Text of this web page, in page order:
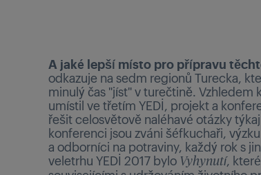
A jaké lepší místo pro přípravu
odkazuje na sedm regionů Turecka,
minulý čas "jíst" v turečtině. Vzhledem
umístil ve třetím YEDİ, projekt a
řešit celosvětově naléhavé otázky
konferenci jsou zváni šéfkuchaři,
a odborníci na potraviny, každý rok s
veletrhu YEDİ 2017 bylo Vyhynutí,